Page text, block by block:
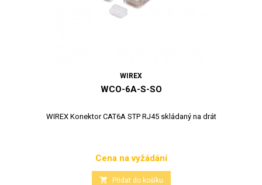
WIREX
WCO-6A-S-SO
WIREX Konektor CAT6A STP RJ45 skládaný na drát
Cena
Cena na vyžádání
 Přidat do košíku